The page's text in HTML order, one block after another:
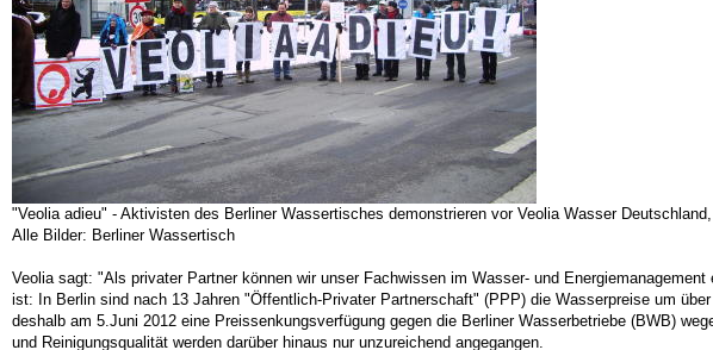
"Veolia adieu" - Aktivisten des Berliner Wassertisches demonstrieren vor Veolia Wasser
Alle Bilder: Berliner Wassertisch
Veolia sagt: "Als privater Partner können wir unser Fachwissen im Wasser- und
ist: In Berlin sind nach 13 Jahren "Öffentlich-Privater Partnerschaft" (PPP) die Wasserpreise um
deshalb am 5.Juni 2012 eine Preissenkungsverfügung gegen die Berliner Wasserbetriebe (BWB)
und Reinigungsqualität werden darüber hinaus nur unzureichend angegangen.